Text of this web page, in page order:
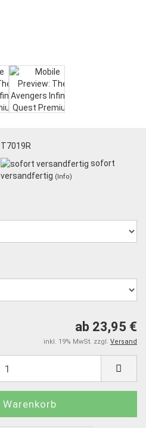
T7019R
sofort
versandfertig (Info)
ab 23,95 €
inkl. 19% MwSt. zzgl. Versand